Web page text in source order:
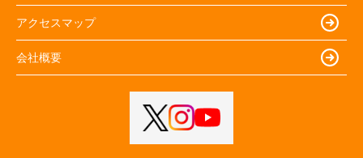
アクセスマップ
会社概要